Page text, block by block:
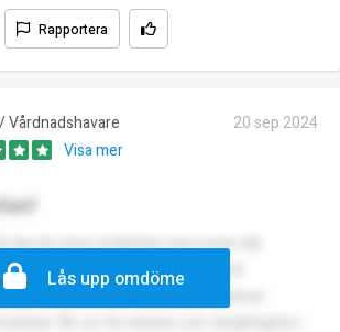
Rapportera
Vårdnadshavare
20 sep 2024
Visa mer
med underbar personal där
trygga och sedda. Att det är ett
gör att alla barn och vuxna känner
Lås upp omdöme